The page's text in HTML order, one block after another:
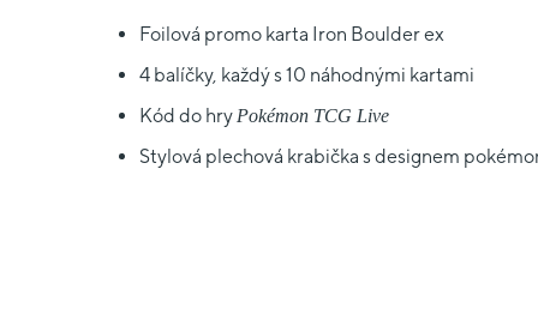
Foilová promo karta Iron Boulder ex
4 balíčky, každý s 10 náhodnými kartami
Kód do hry Pokémon TCG Live
Stylová plechová krabička s designem